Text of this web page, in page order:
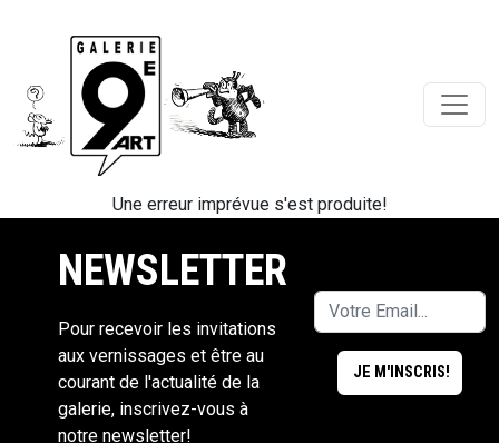
Une erreur imprévue s'est produite!
NEWSLETTER
Pour recevoir les invitations
aux vernissages et être au
courant de l'actualité de la
galerie, inscrivez-vous à
notre newsletter!